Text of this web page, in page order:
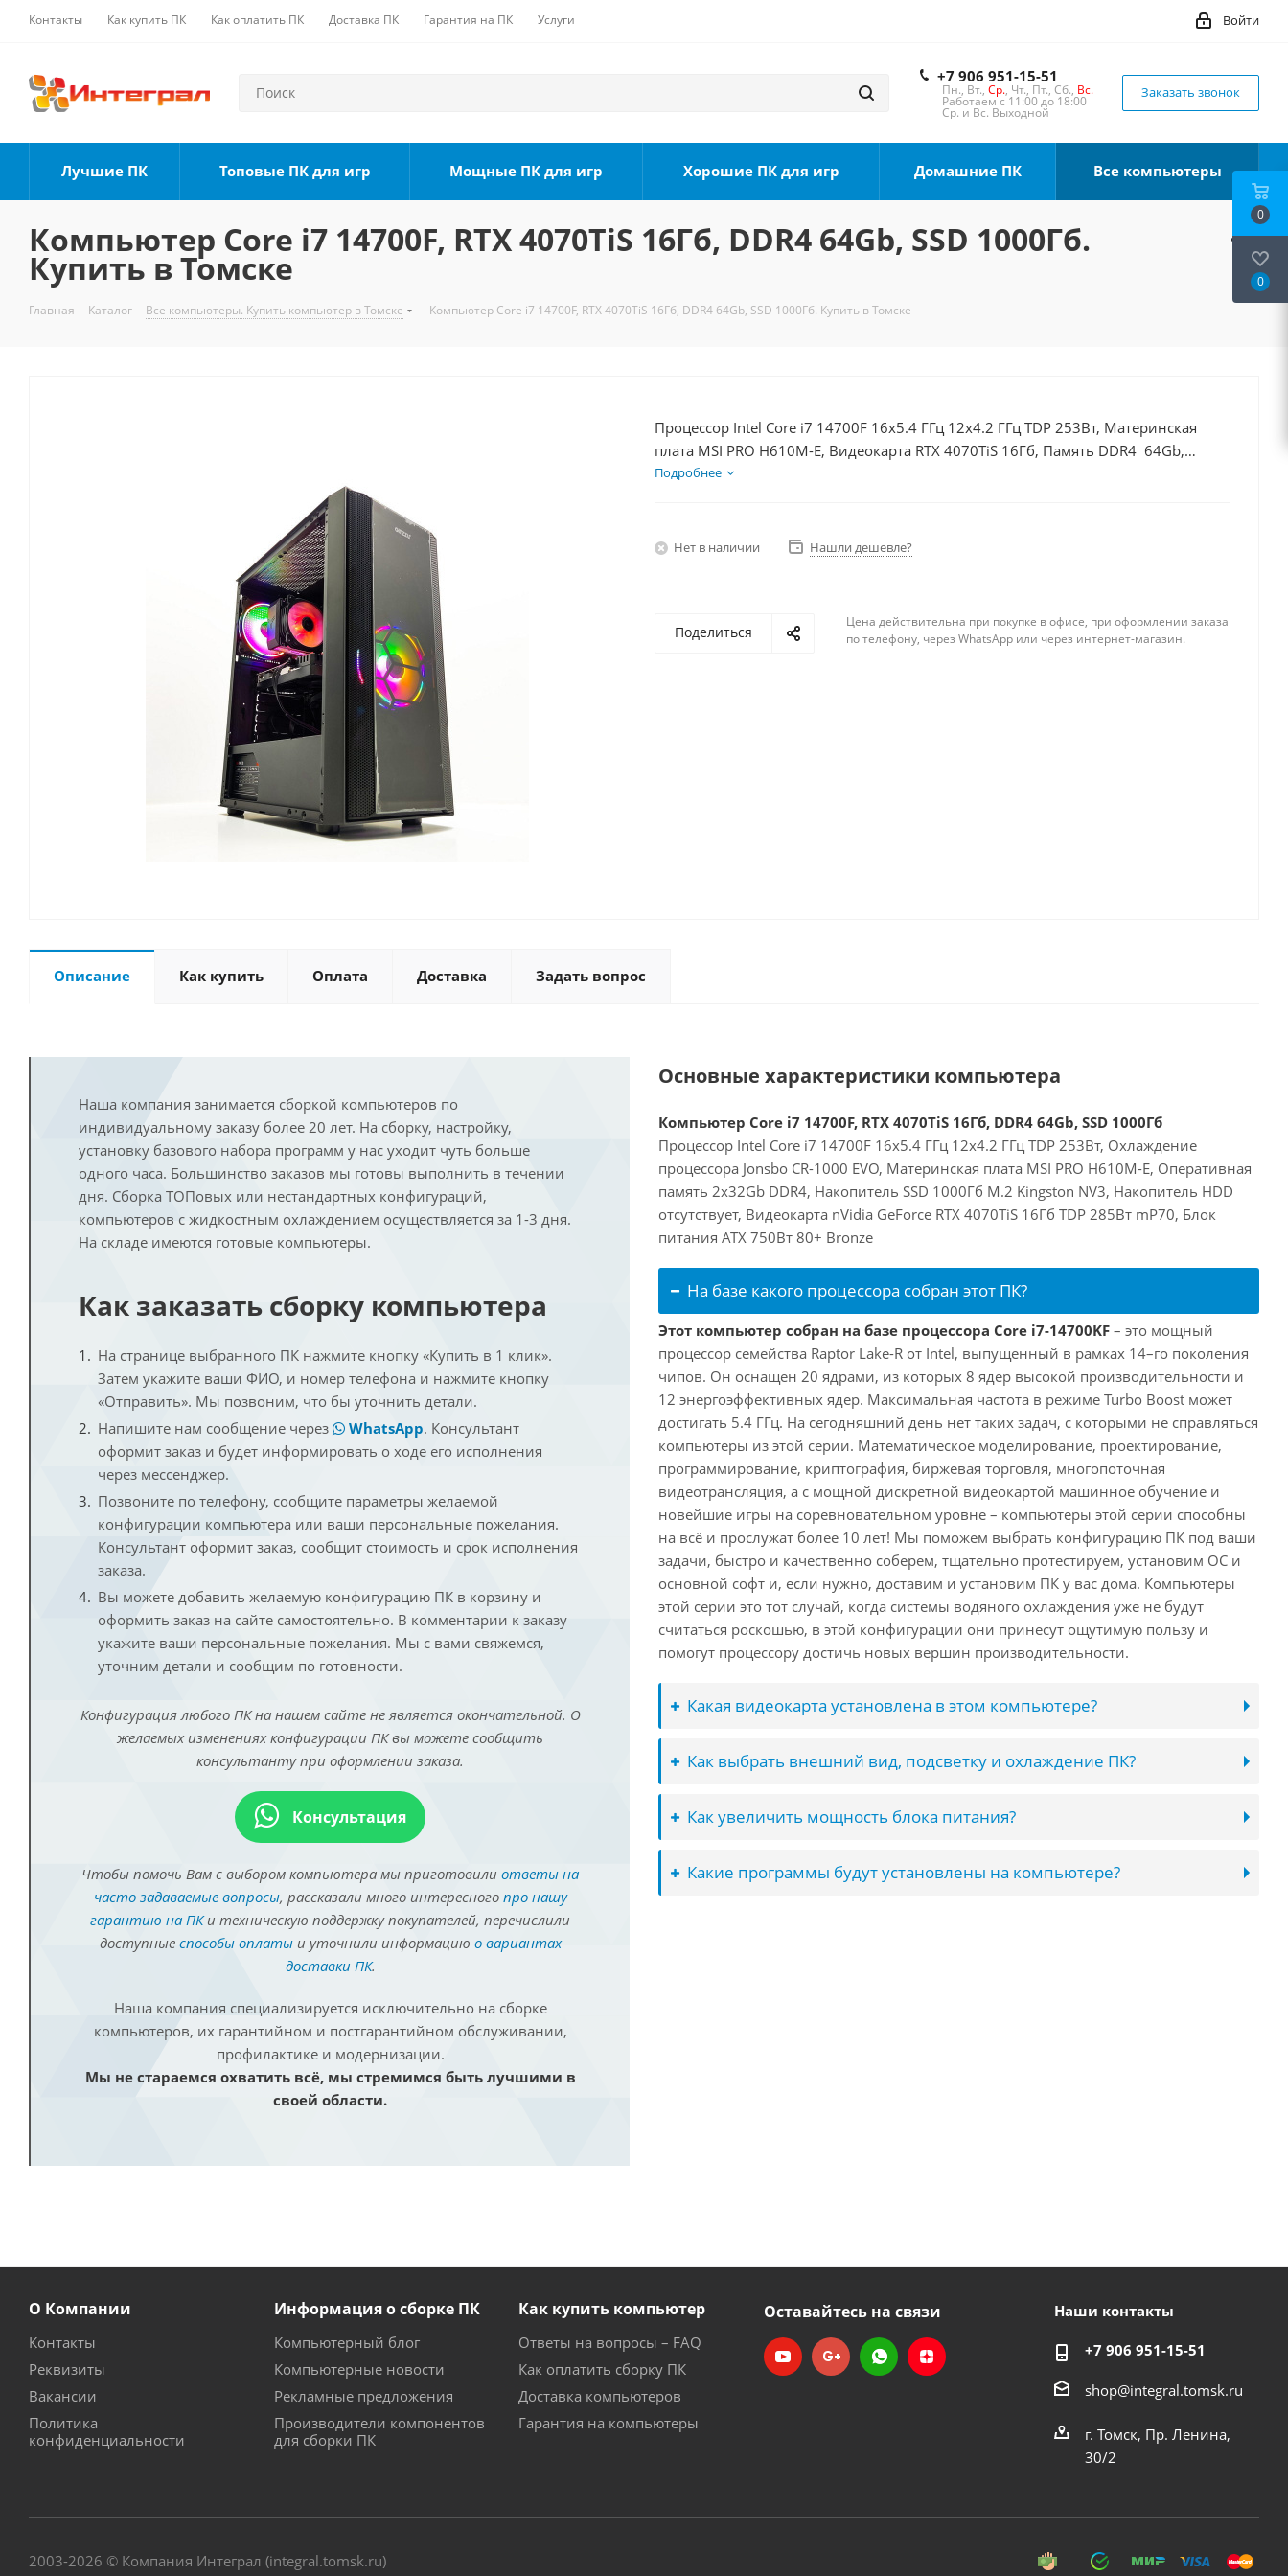
Контакты Как купить ПК Как оплатить ПК Доставка ПК Гарантия на ПК Услуги Войти
+7 906 951-15-51
Пн., Вт., Ср., Чт., Пт., Сб., Вс.
Работаем с 11:00 до 18:00
Ср. и Вс. Выходной
Заказать звонок
Лучшие ПК Топовые ПК для игр Мощные ПК для игр Хорошие ПК для игр Домашние ПК Все компьютеры
Компьютер Core i7 14700F, RTX 4070TiS 16Гб, DDR4 64Gb, SSD 1000Гб.
Купить в Томске
Главная - Каталог - Все компьютеры. Купить компьютер в Томске - Компьютер Core i7 14700F, RTX 4070TiS 16Гб, DDR4 64Gb, SSD 1000Гб. Купить в Томске
Процессор Intel Core i7 14700F 16x5.4 ГГц 12x4.2 ГГц TDP 253Вт, Материнская
плата MSI PRO H610M-E, Видеокарта RTX 4070TiS 16Гб, Память DDR4 64Gb,
Диски SSD 1000Гб, БП 750Вт
Подробнее
Нет в наличии Нашли дешевле?
Поделиться
Цена действительна при покупке в офисе, при оформлении заказа
по телефону, через WhatsApp или через интернет-магазин.
Описание Как купить Оплата Доставка Задать вопрос
Наша компания занимается сборкой компьютеров по
индивидуальному заказу более 20 лет. На сборку, настройку,
установку базового набора программ у нас уходит чуть больше
одного часа. Большинство заказов мы готовы выполнить в течении
дня. Сборка ТОПовых или нестандартных конфигураций,
компьютеров с жидкостным охлаждением осуществляется за 1-3 дня.
На складе имеются готовые компьютеры.
Как заказать сборку компьютера
На странице выбранного ПК нажмите кнопку «Купить в 1 клик».
Затем укажите ваши ФИО, и номер телефона и нажмите кнопку
«Отправить». Мы позвоним, что бы уточнить детали.
Напишите нам сообщение через
WhatsApp. Консультант
оформит заказ и будет информировать о ходе его исполнения
через мессенджер.
Позвоните по телефону, сообщите параметры желаемой
конфигурации компьютера или ваши персональные пожелания.
Консультант оформит заказ, сообщит стоимость и срок исполнения
заказа.
Вы можете добавить желаемую конфигурацию ПК в корзину и
оформить заказ на сайте самостоятельно. В комментарии к заказу
укажите ваши персональные пожелания. Мы с вами свяжемся,
уточним детали и сообщим по готовности.
Конфигурация любого ПК на нашем сайте не является окончательной. О
желаемых изменениях конфигурации ПК вы можете сообщить
консультанту при оформлении заказа.
Консультация
Чтобы помочь Вам с выбором компьютера мы приготовили ответы на
часто задаваемые вопросы, рассказали много интересного про нашу
гарантию на ПКи техническую поддержку покупателей, перечислили
доступные способы оплатыи уточнили информацию о вариантах
доставки ПК.
Наша компания специализируется исключительно на сборке
компьютеров, их гарантийном и постгарантийном обслуживании,
профилактике и модернизации.
Мы не стараемся охватить всё, мы стремимся быть лучшими в
своей области.
Основные характеристики компьютера
Компьютер Core i7 14700F, RTX 4070TiS 16Гб, DDR4 64Gb, SSD 1000Гб
Процессор Intel Core i7 14700F 16x5.4 ГГц 12x4.2 ГГц TDP 253Вт, Охлаждение
процессора Jonsbo CR-1000 EVO, Материнская плата MSI PRO H610M-E, Оперативная
память 2x32Gb DDR4, Накопитель SSD 1000Гб M.2 Kingston NV3, Накопитель HDD
отсутствует, Видеокарта nVidia GeForce RTX 4070TiS 16Гб TDP 285Вт mP70, Блок
питания ATX 750Вт 80+ Bronze
На базе какого процессора собран этот ПК?
Этот компьютер собран на базе процессора Core i7-14700KF – это мощный
процессор семейства Raptor Lake-R от Intel, выпущенный в рамках 14–го поколения
чипов. Он оснащен 20 ядрами, из которых 8 ядер высокой производительности и
12 энергоэффективных ядер. Максимальная частота в режиме Turbo Boost может
достигать 5.4 ГГц. На сегодняшний день нет таких задач, с которыми не справляться
компьютеры из этой серии. Математическое моделирование, проектирование,
программирование, криптография, биржевая торговля, многопоточная
видеотрансляция, а с мощной дискретной видеокартой машинное обучение и
новейшие игры на соревновательном уровне – компьютеры этой серии способны
на всё и прослужат более 10 лет! Мы поможем выбрать конфигурацию ПК под ваши
задачи, быстро и качественно соберем, тщательно протестируем, установим ОС и
основной софт и, если нужно, доставим и установим ПК у вас дома. Компьютеры
этой серии это тот случай, когда системы водяного охлаждения уже не будут
считаться роскошью, в этой конфигурации они принесут ощутимую пользу и
помогут процессору достичь новых вершин производительности.
Какая видеокарта установлена в этом компьютере?
Как выбрать внешний вид, подсветку и охлаждение ПК?
Как увеличить мощность блока питания?
Какие программы будут установлены на компьютере?
О Компании
Контакты
Реквизиты
Вакансии
Политика
конфиденциальности
Информация о сборке ПК
Компьютерный блог
Компьютерные новости
Рекламные предложения
Производители компонентов
для сборки ПК
Как купить компьютер
Ответы на вопросы – FAQ
Как оплатить сборку ПК
Доставка компьютеров
Гарантия на компьютеры
Оставайтесь на связи Наши контакты
+7 906 951-15-51
shop@integral.tomsk.ru
г. Томск, Пр. Ленина,
30/2
2003-2026 © Компания Интеграл (integral.tomsk.ru)
0
0